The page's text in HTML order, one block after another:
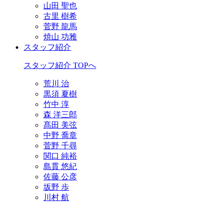
山田 聖也
古里 樹希
菅野 龍馬
焼山 功雅
スタッフ紹介
スタッフ紹介 TOPへ
荒川 治
黒須 夏樹
竹中 淳
森 洋三郎
髙田 美弦
中野 喬章
菅野 千尋
関口 純裕
島貫 悠紀
佐藤 公彦
坂野 歩
川村 航